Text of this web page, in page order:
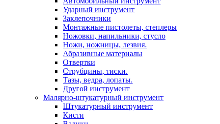
Ударный инструмент
Заклепочники
Монтажные пистолеты, степлеры
Ножовки, напильники, стусло
Ножи, ножницы, лезвия.
Абразивные материалы
Отвертки
Cтрубцины, тиски.
Тазы, ведра, лопаты.
Другой инструмент
Малярно-штукатурный инструмент
Штукатурный инструмент
Кисти